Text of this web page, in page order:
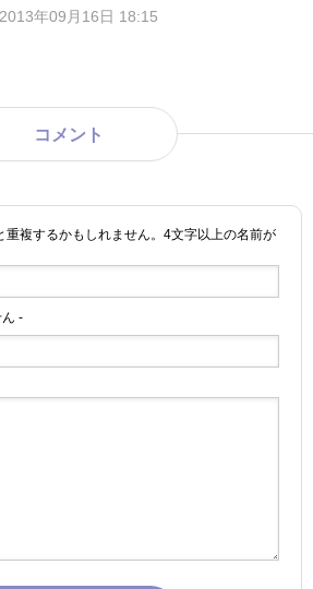
2013年09月16日 18:15
コメント
重複するかもしれません。4文字以上の名前が
-